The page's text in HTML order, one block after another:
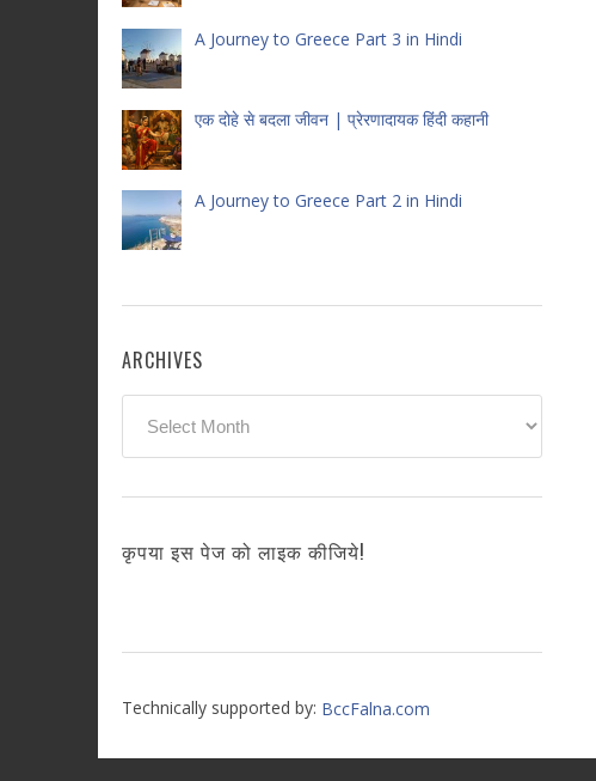
A Journey to Greece Part 3 in Hindi
एक दोहे से बदला जीवन | प्रेरणादायक हिंदी कहानी
A Journey to Greece Part 2 in Hindi
ARCHIVES
कृपया इस पेज को लाइक कीजिये!
Technically supported by: BccFalna.com